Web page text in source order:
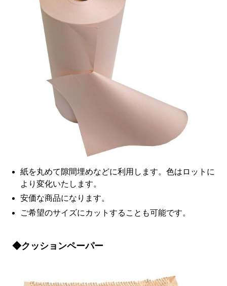
紙を丸めて隙間埋めなどに利用します。色はロットに
より変化いたします。
安価な商品になります。
ご希望のサイズにカットすることも可能です。
◆クッションペーパー